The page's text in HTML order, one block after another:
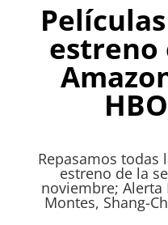
estreno
Repasamos todas
estreno de la
noviembre; Alerta
Montes, Shang-